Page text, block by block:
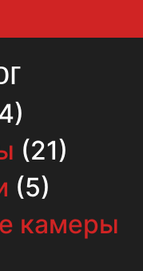
(21)
(5)
камеры